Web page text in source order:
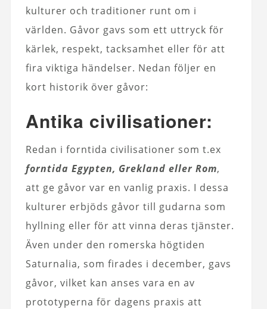
kulturer och traditioner runt om i
världen. Gåvor gavs som ett uttryck för
kärlek, respekt, tacksamhet eller för att
fira viktiga händelser. Nedan följer en
kort historik över gåvor:
Antika civilisationer:
Redan i forntida civilisationer som t.ex
forntida Egypten, Grekland eller Rom,
att ge gåvor var en vanlig praxis. I dessa
kulturer erbjöds gåvor till gudarna som
hyllning eller för att vinna deras tjänster.
Även under den romerska högtiden
Saturnalia, som firades i december, gavs
gåvor, vilket kan anses vara en av
prototyperna för dagens praxis att